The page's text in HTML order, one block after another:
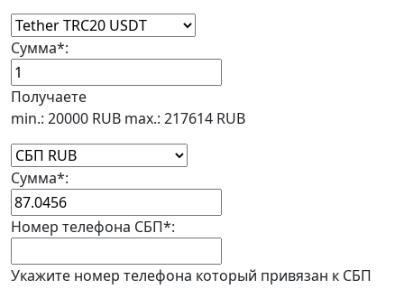
Сумма*:
Получаете
min.: 20000 RUB max.: 217614 RUB
Сумма*:
Номер телефона СБП*:
Укажите номер телефона который привязан к СБП